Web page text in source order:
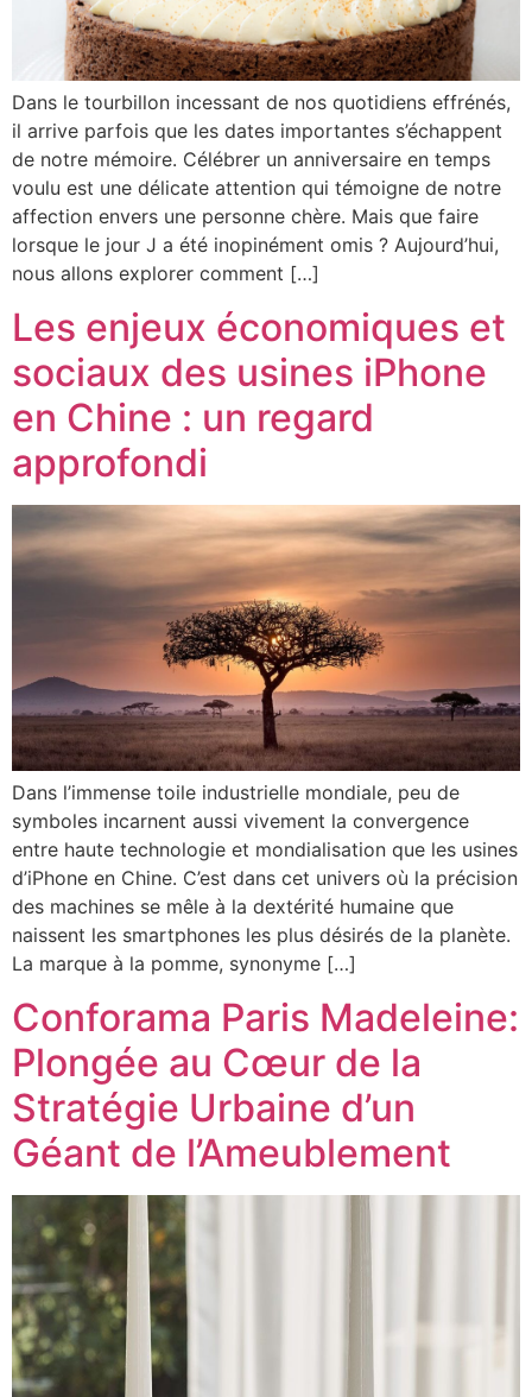
Dans le tourbillon incessant de nos quotidiens effrénés,
il arrive parfois que les dates importantes s’échappent
de notre mémoire. Célébrer un anniversaire en temps
voulu est une délicate attention qui témoigne de notre
affection envers une personne chère. Mais que faire
lorsque le jour J a été inopinément omis ? Aujourd’hui,
nous allons explorer comment […]
Les enjeux économiques et
sociaux des usines iPhone
en Chine : un regard
approfondi
Dans l’immense toile industrielle mondiale, peu de
symboles incarnent aussi vivement la convergence
entre haute technologie et mondialisation que les usines
d’iPhone en Chine. C’est dans cet univers où la précision
des machines se mêle à la dextérité humaine que
naissent les smartphones les plus désirés de la planète.
La marque à la pomme, synonyme […]
Conforama Paris Madeleine:
Plongée au Cœur de la
Stratégie Urbaine d’un
Géant de l’Ameublement